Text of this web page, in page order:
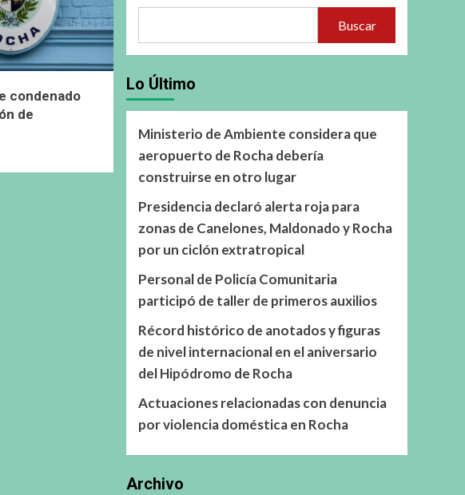
condenado
de
Buscar
Lo Último
Ministerio de Ambiente considera que
aeropuerto de Rocha debería
construirse en otro lugar
Presidencia declaró alerta roja para
zonas de Canelones, Maldonado y Rocha
por un ciclón extratropical
Personal de Policía Comunitaria
participó de taller de primeros auxilios
Récord histórico de anotados y figuras
de nivel internacional en el aniversario
del Hipódromo de Rocha
Actuaciones relacionadas con denuncia
por violencia doméstica en Rocha
Archivo